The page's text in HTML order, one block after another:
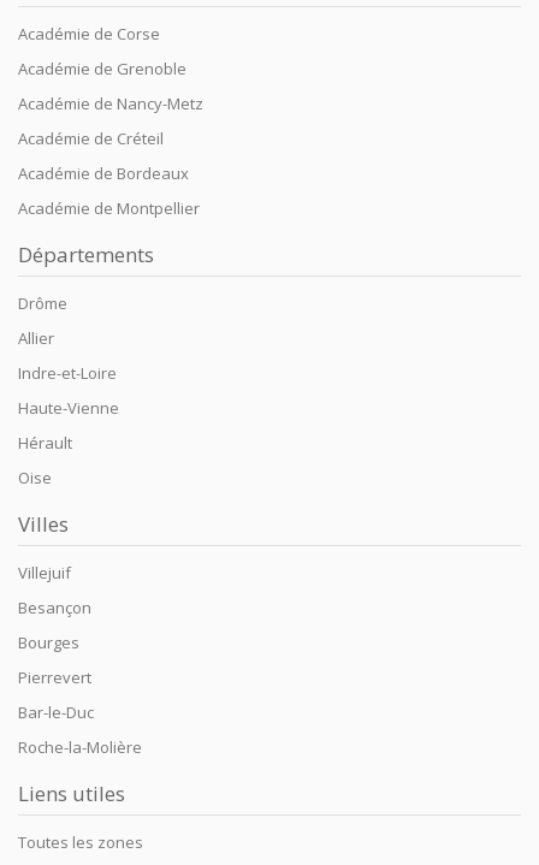
Académie de Corse
Académie de Grenoble
Académie de Nancy-Metz
Académie de Créteil
Académie de Bordeaux
Académie de Montpellier
Départements
Drôme
Allier
Indre-et-Loire
Haute-Vienne
Hérault
Oise
Villes
Villejuif
Besançon
Bourges
Pierrevert
Bar-le-Duc
Roche-la-Molière
Liens utiles
Toutes les zones